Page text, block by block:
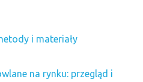
i materiały
na rynku: przegląd i